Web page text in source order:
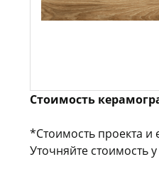
Стоимость
*Стоимость проекта и
Уточняйте стоимость